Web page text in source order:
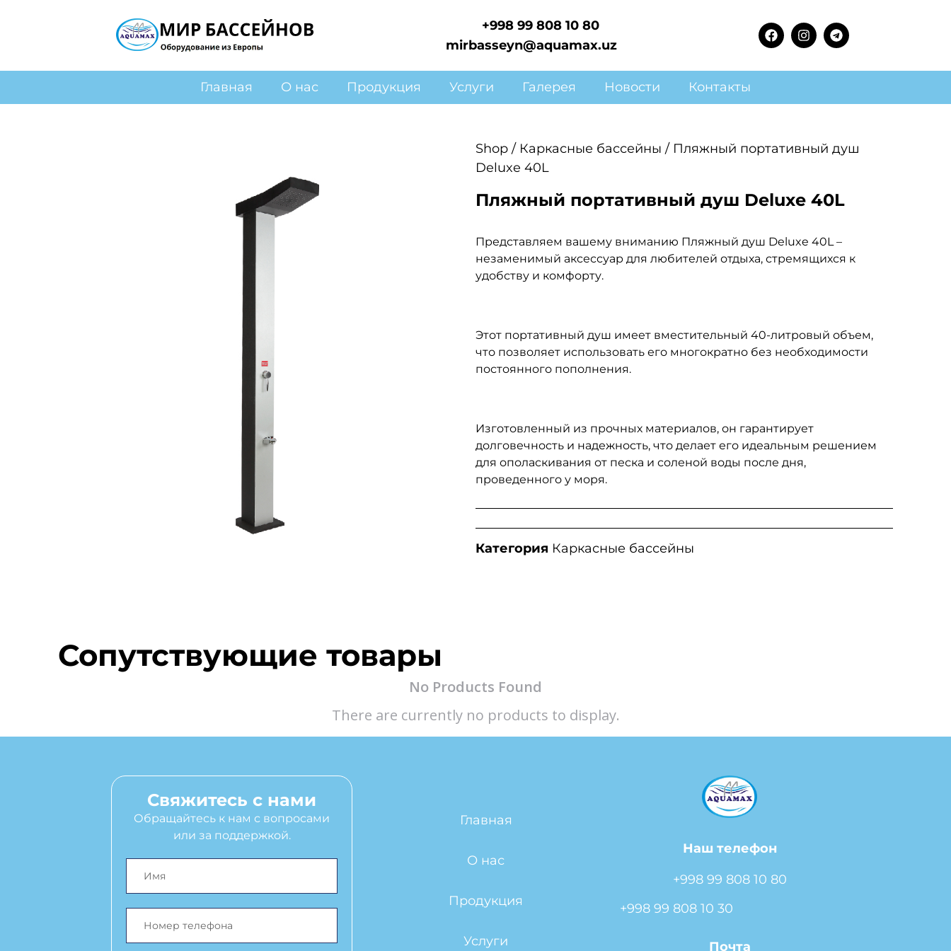
+998 99 808 10 80
mirbasseyn@aquamax.uz
Главная О нас Продукция Услуги Галерея Новости Контакты
Shop / Каркасные бассейны / Пляжный портативный душ
Deluxe 40L
Пляжный портативный душ Deluxe 40L
Представляем вашему вниманию Пляжный душ Deluxe 40L –
незаменимый аксессуар для любителей отдыха, стремящихся к
удобству и комфорту.
Этот портативный душ имеет вместительный 40-литровый объем,
что позволяет использовать его многократно без необходимости
постоянного пополнения.
Изготовленный из прочных материалов, он гарантирует
долговечность и надежность, что делает его идеальным решением
для ополаскивания от песка и соленой воды после дня,
проведенного у моря.
Категория Каркасные бассейны
Сопутствующие товары
No Products Found
There are currently no products to display.
Свяжитесь с нами
Обращайтесь к нам с вопросами
или за поддержкой.
Главная
О нас
Продукция
Услуги
Наш телефон
+998 99 808 10 80
+998 99 808 10 30
Почта